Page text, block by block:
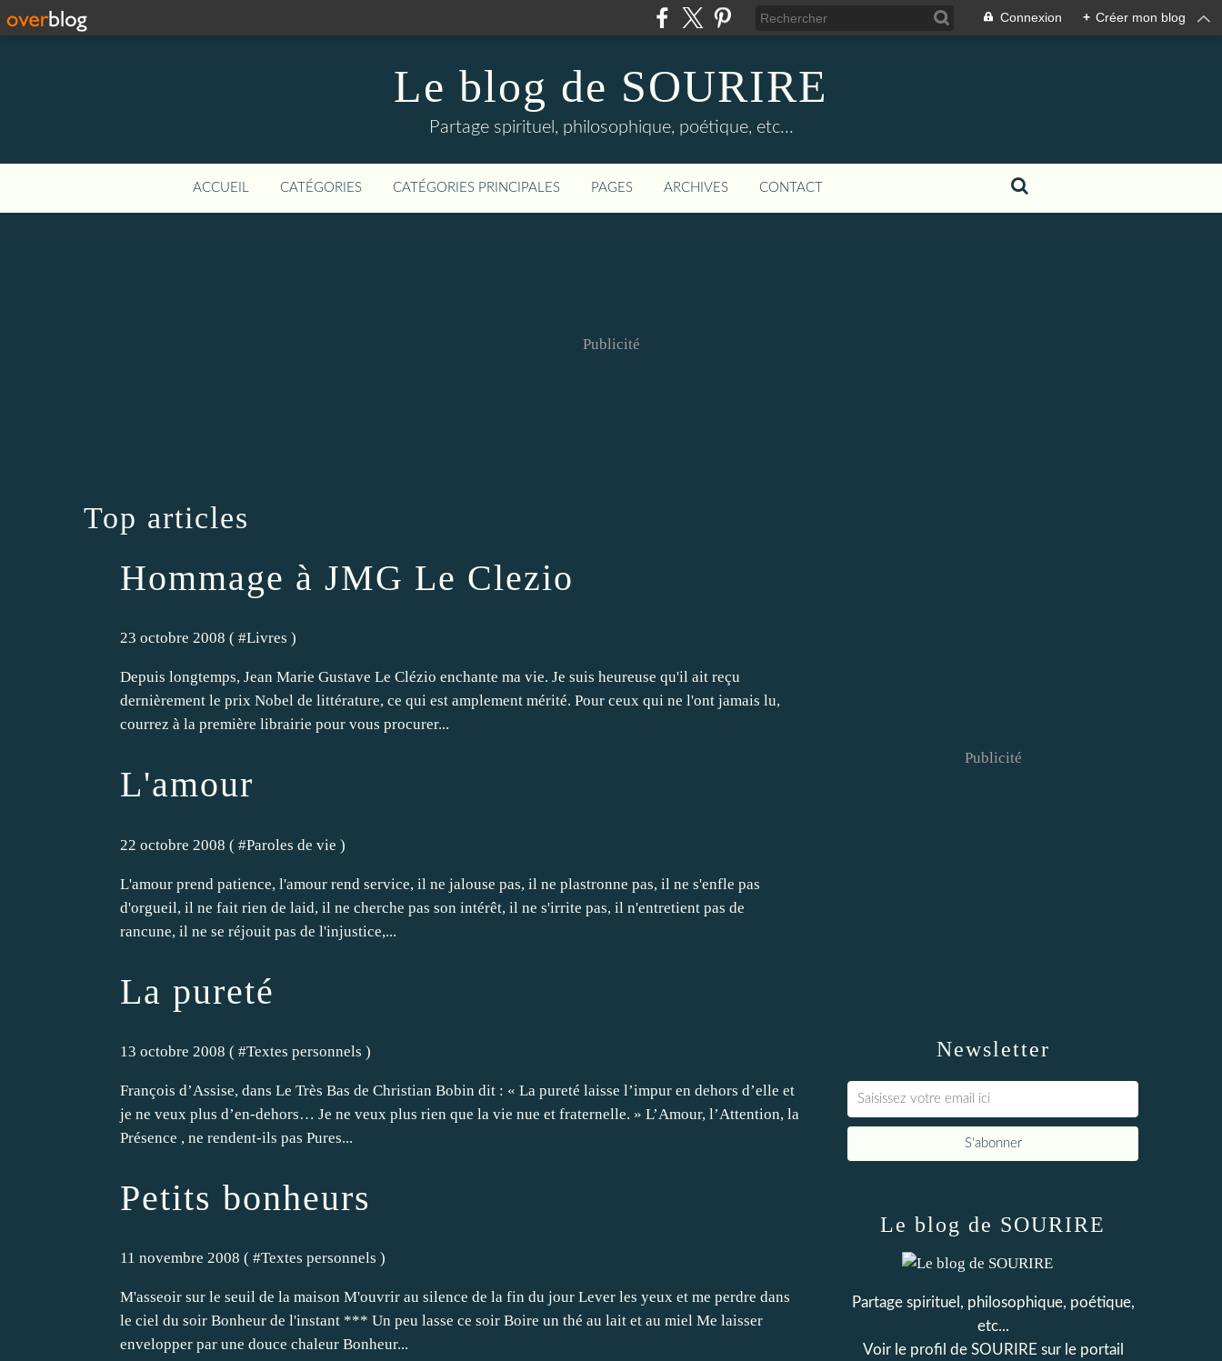
Connexion + Créer mon blog
Le blog de SOURIRE
Partage spirituel, philosophique, poétique, etc...
ACCUEIL CATÉGORIES CATÉGORIES PRINCIPALES PAGES ARCHIVES CONTACT
Publicité
Top articles
Hommage à JMG Le Clezio
23 octobre 2008 ( #Livres )
Depuis longtemps, Jean Marie Gustave Le Clézio enchante ma vie. Je suis heureuse qu'il ait reçu
dernièrement le prix Nobel de littérature, ce qui est amplement mérité. Pour ceux qui ne l'ont jamais lu,
courrez à la première librairie pour vous procurer...
L'amour
22 octobre 2008 ( #Paroles de vie )
L'amour prend patience, l'amour rend service, il ne jalouse pas, il ne plastronne pas, il ne s'enfle pas
d'orgueil, il ne fait rien de laid, il ne cherche pas son intérêt, il ne s'irrite pas, il n'entretient pas de
rancune, il ne se réjouit pas de l'injustice,...
La pureté
13 octobre 2008 ( #Textes personnels )
François d’Assise, dans Le Très Bas de Christian Bobin dit : « La pureté laisse l’impur en dehors d’elle et
je ne veux plus d’en-dehors… Je ne veux plus rien que la vie nue et fraternelle. » L’Amour, l’Attention, la
Présence , ne rendent-ils pas Pures...
Petits bonheurs
11 novembre 2008 ( #Textes personnels )
M'asseoir sur le seuil de la maison M'ouvrir au silence de la fin du jour Lever les yeux et me perdre dans
le ciel du soir Bonheur de l'instant *** Un peu lasse ce soir Boire un thé au lait et au miel Me laisser
envelopper par une douce chaleur Bonheur...
Newsletter
Publicité
Le blog de SOURIRE
Partage spirituel, philosophique, poétique,
etc...
Voir le profil de SOURIRE sur le portail